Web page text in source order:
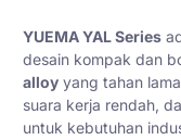
YUEMA YAL Series
desain kompak dan
alloy yang tahan
suara kerja rendah,
untuk kebutuhan